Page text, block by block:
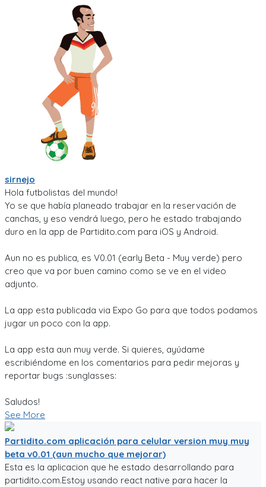
sirnejo
Hola futbolistas del mundo!
Yo se que había planeado trabajar en la reservación de
canchas, y eso vendrá luego, pero he estado trabajando
duro en la app de Partidito.com para iOS y Android.
Aun no es publica, es V0.01 (early Beta - Muy verde) pero
creo que va por buen camino como se ve en el video
adjunto.
La app esta publicada via Expo Go para que todos podamos
jugar un poco con la app.
La app esta aun muy verde. Si quieres, ayúdame
escribiéndome en los comentarios para pedir mejoras y
reportar bugs :sunglasses:
Saludos!
See More
Partidito.com aplicación para celular version muy muy
beta v0.01 (aun mucho que mejorar)
Esta es la aplicacion que he estado desarrollando para
partidito.com.Estoy usando react native para hacer la